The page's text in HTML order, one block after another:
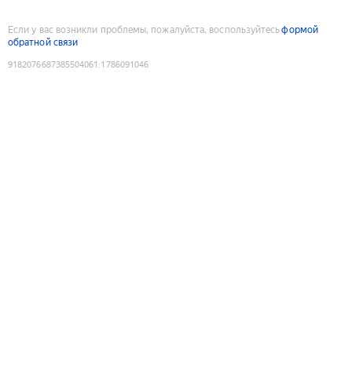
Если у вас возникли проблемы, пожалуйста, воспользуйтесьформой
обратной связи
9182076687385504061 :1786091046